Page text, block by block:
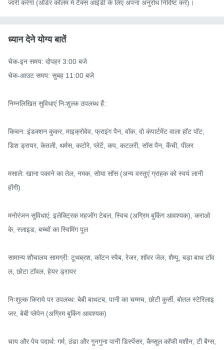
जारी करेगा (ऑर्डर कॉलम में टैक्स आईडी के लिए अपना अनुरोध निर्दिष्ट करें)।
ध्यान देने योग्य बातें
चेक-इन समय: दोपहर 3:00 बजे
चेक-आउट समय: सुबह 11:00 बजे
निम्नलिखित सुविधाएं निःशुल्क उपलब्ध हैं:
किचन: इंडक्शन कुकर, माइक्रोवेव, फ्राइंग पैन, वॉक, दो कंपार्टमेंट वाला हॉट पॉट,
डिश ड्रायर, केतली, थर्मस, कटोरे, प्लेटें, कप, कटलरी, सॉस पैन, कैंची, पीलर
मसाले: खाना पकाने का तेल, नमक, सोया सॉस (अन्य वस्तुएं ग्राहक को स्वयं लानी
होंगी)
मनोरंजन सुविधाएं: इलेक्ट्रिक महजोंग टेबल, स्विच (अग्रिम बुकिंग आवश्यक), कराओ
के, स्लाइड, बच्चों का स्विमिंग पूल
सामान्य शौचालय सामग्री: टूथब्रश, कॉटन स्वैब, रेजर, शॉवर जेल, शैम्पू, बड़ा बाथ टॉव
ल, छोटा टॉवल, हेयर ड्रायर
निःशुल्क किराये पर उपलब्ध: बेबी बाथटब, पानी का चम्मच, छोटी कुर्सी, बोतल स्टेरिलाइ
जर, बेबी प्लेपेन (अग्रिम बुकिंग आवश्यक)
चाय और पेय पदार्थ: गर्म, ठंडा और गुनगुना पानी डिस्पेंसर, कैप्सूल कॉफी मशीन, टी बैग्स,